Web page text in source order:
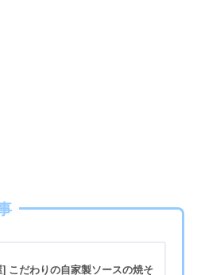
] こだわりの自家製ソースの焼そ